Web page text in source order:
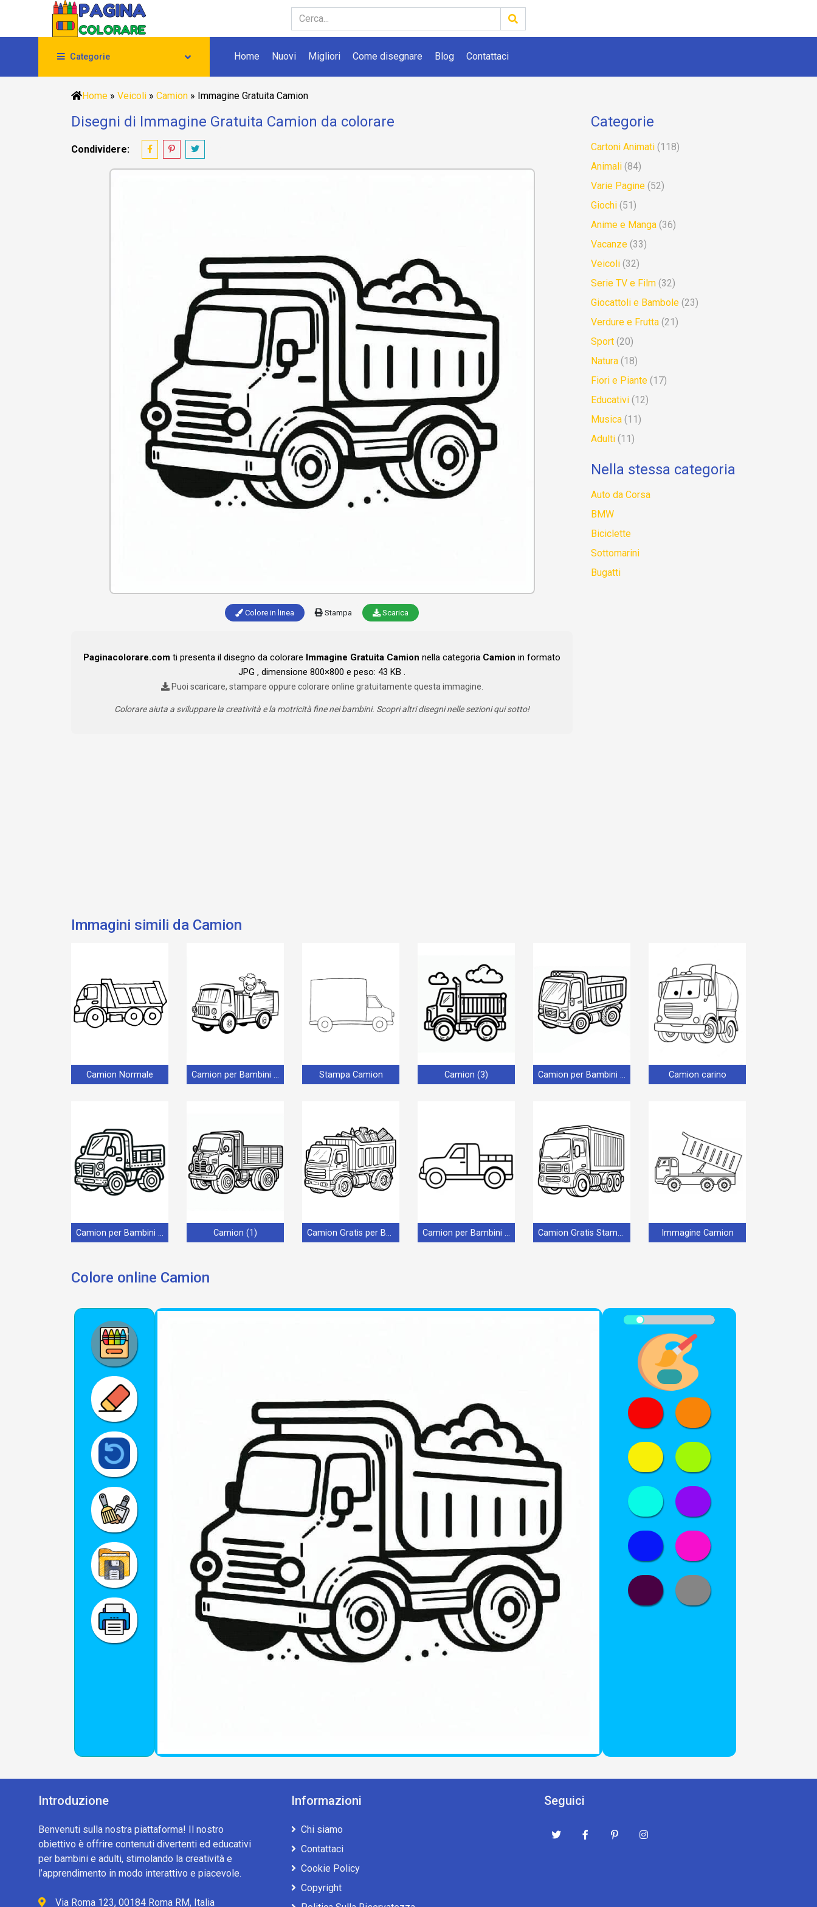
Categorie Home Nuovi Migliori Come disegnare Blog Contattaci
Home » Veicoli » Camion » Immagine Gratuita Camion
Disegni di Immagine Gratuita Camion da colorare
Condividere:
Colore in linea Stampa Scarica
Paginacolorare.com ti presenta il disegno da colorare Immagine Gratuita Camion nella categoria Camion in formato
JPG , dimensione 800×800 e peso: 43 KB .
Puoi scaricare, stampare oppure colorare online gratuitamente questa immagine.
Colorare aiuta a sviluppare la creatività e la motricità fine nei bambini. Scopri altri disegni nelle sezioni qui sotto!
Categorie
Cartoni Animati (118)
Animali (84)
Varie Pagine (52)
Giochi (51)
Anime e Manga (36)
Vacanze (33)
Veicoli (32)
Serie TV e Film (32)
Giocattoli e Bambole (23)
Verdure e Frutta (21)
Sport (20)
Natura (18)
Fiori e Piante (17)
Educativi (12)
Musica (11)
Adulti (11)
Nella stessa categoria
Auto da Corsa
BMW
Biciclette
Sottomarini
Bugatti
Immagini simili da Camion
Camion Normale Camion per Bambini di 1 Anno Stampa Camion Camion (3) Camion per Bambini di 5 Anni Camion carino
Camion per Bambini di 6 Anni Camion (1) Camion Gratis per Bambini Camion per Bambini di 2 Anni Camion Gratis Stampabile Immagine Camion
Colore online Camion
Introduzione
Benvenuti sulla nostra piattaforma! Il nostro
obiettivo è offrire contenuti divertenti ed educativi
per bambini e adulti, stimolando la creatività e
l’apprendimento in modo interattivo e piacevole.
Via Roma 123, 00184 Roma RM, Italia
Informazioni
Chi siamo
Contattaci
Cookie Policy
Copyright
Seguici